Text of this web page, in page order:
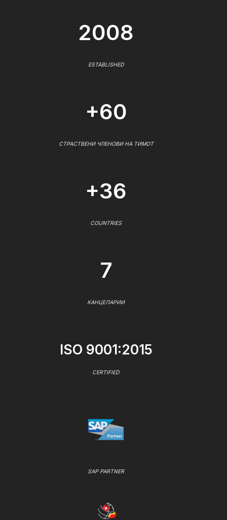
2008
ESTABLISHED
+60
СТРАСТВЕНИ ЧЛЕНОВИ НА ТИМОТ
+36
COUNTRIES
7
КАНЦЕЛАРИИ
ISO 9001:2015
CERTIFIED
SAP PARTNER